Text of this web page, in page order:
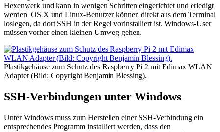
Hexenwerk und kann in wenigen Schritten eingerichtet und erledigt
werden. OS X und Linux-Benutzer können direkt aus dem Terminal
loslegen, da dort SSH in der Regel vorinstalliert ist. Windows-User
müssen vorher einen kleinen Umweg gehen.
Plastikgehäuse zum Schutz des Raspberry Pi 2 mit Edimax WLAN
Adapter (Bild: Copyright Benjamin Blessing).
SSH-Verbindungen unter Windows
Unter Windows muss zum Herstellen einer SSH-Verbindung ein
entsprechendes Programm installiert werden, dass den